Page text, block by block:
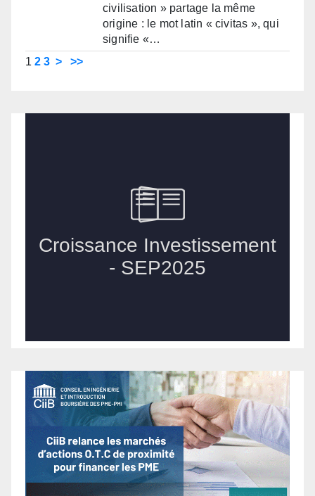
civilisation » partage la même
origine : le mot latin « civitas », qui
signifie «…
1 2 3 > >>